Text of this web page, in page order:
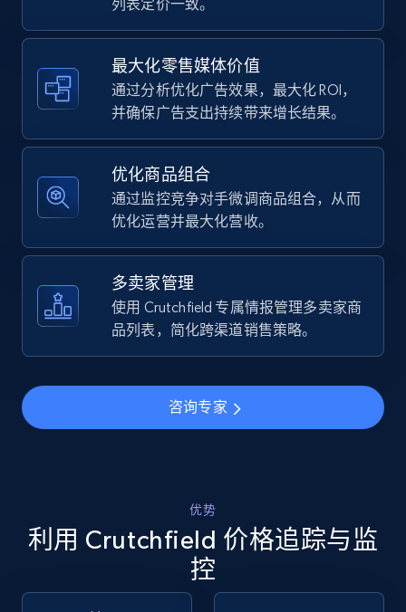
Walmart - products
URL, Final price, Sku, Currency, Gtin,
more.
877+ 立即开始
Walmart - products - Find new products by
using specific category URL
URL, Final price, Sku, Currency, Gtin,
Specifications, Image urls, Top reviews, and
5.6K+ 877+ 立即开始
Walmart - products - Collects products by
specific keywords
URL, Final price, Sku, Currency, Gtin,
列表定价一致。
最大化零售媒体价值
通过分析优化广告效果，最大化 ROI，
并确保广告支出持续带来增长结果。
优化商品组合
通过监控竞争对手微调商品组合，从而
优化运营并最大化营收。
多卖家管理
使用 Crutchfield 专属情报管理多卖家商
品列表，简化跨渠道销售策略。
咨询专家
优势
利用 Crutchfield 价格追踪与监
控